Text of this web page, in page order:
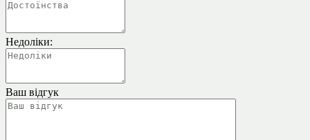
Недоліки:
Ваш відгук